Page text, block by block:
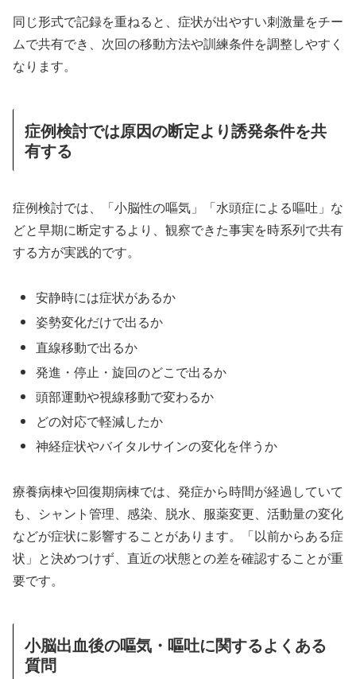
同じ形式で記録を重ねると、症状が出やすい刺激量をチー
ムで共有でき、次回の移動方法や訓練条件を調整しやすく
なります。
症例検討では原因の断定より誘発条件を共
有する
症例検討では、「小脳性の嘔気」「水頭症による嘔吐」な
どと早期に断定するより、観察できた事実を時系列で共有
する方が実践的です。
安静時には症状があるか
姿勢変化だけで出るか
直線移動で出るか
発進・停止・旋回のどこで出るか
頭部運動や視線移動で変わるか
どの対応で軽減したか
神経症状やバイタルサインの変化を伴うか
療養病棟や回復期病棟では、発症から時間が経過していて
も、シャント管理、感染、脱水、服薬変更、活動量の変化
などが症状に影響することがあります。「以前からある症
状」と決めつけず、直近の状態との差を確認することが重
要です。
小脳出血後の嘔気・嘔吐に関するよくある
質問